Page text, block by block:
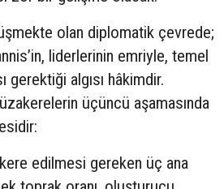
olan diplomatik çevrede;
liderlerinin emriyle, temel
gerektiği algısı hâkimdir.
üçüncü aşamasında
edilmesi gereken üç ana